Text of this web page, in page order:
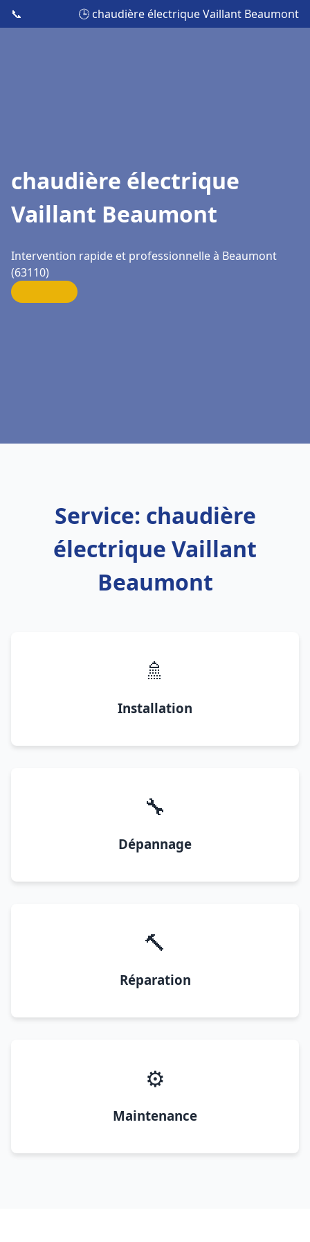
📞 🕒 chaudière électrique Vaillant Beaumont
chaudière électrique
Vaillant Beaumont
Intervention rapide et professionnelle à Beaumont
(63110)
Service: chaudière
électrique Vaillant
Beaumont
🚿
Installation
🔧
Dépannage
🔨
Réparation
⚙️
Maintenance